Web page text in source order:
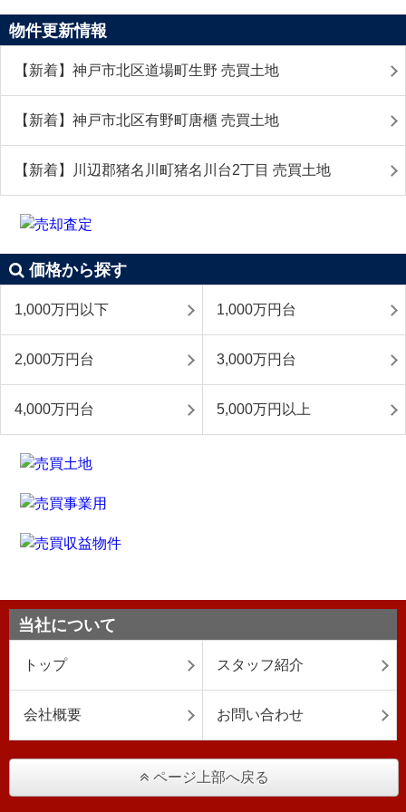
物件更新情報
【新着】神戸市北区道場町生野 売買土地
【新着】神戸市北区有野町唐櫃 売買土地
【新着】川辺郡猪名川町猪名川台2丁目 売買土地
価格から探す
1,000万円以下 1,000万円台
2,000万円台 3,000万円台
4,000万円台 5,000万円以上
当社について
トップ スタッフ紹介
会社概要 お問い合わせ
ページ上部へ戻る